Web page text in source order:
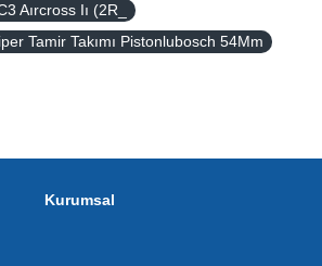
Aırcross Iı (2R_
Tamir Takımı Pistonlubosch 54Mm
Kurumsal